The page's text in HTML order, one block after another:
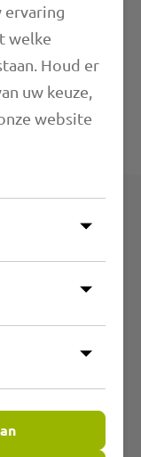
ervaring
welke
Houd er
uw keuze,
website